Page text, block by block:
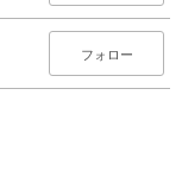
フォロー